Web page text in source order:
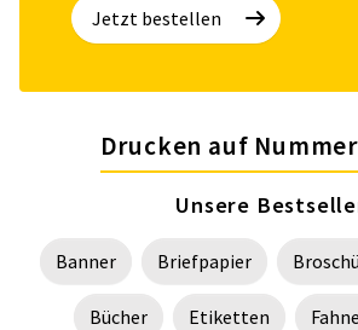
Jetzt bestellen
Drucken auf
Unsere
Banner Briefpapier
Bücher Etiketten